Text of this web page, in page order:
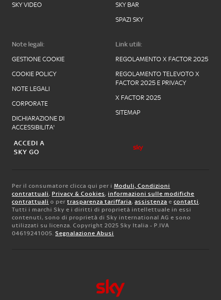
SKY VIDEO
SKY BAR
SPAZI SKY
Note legali:
GESTIONE COOKIE
COOKIE POLICY
NOTE LEGALI
CORPORATE
DICHIARAZIONE DI
ACCESSIBILITA'
Link utili:
REGOLAMENTO X FACTOR 2025
REGOLAMENTO TELEVOTO X
FACTOR 2025 E PRIVACY
X FACTOR 2025
SITEMAP
ACCEDI A
SKY GO
Per il consumatore clicca qui per i Moduli, Condizioni
contrattuali, Privacy & Cookies, informazioni sulle modifiche
contrattuali o per trasparenza tariffaria, assistenza e contatti.
Tutti i marchi Sky e i diritti di proprietà intellettuale in essi
contenuti, sono di proprietà di Sky international AG e sono
utilizzati su licenza. Copyright 2025 Sky Italia - P.IVA
04619241005. Segnalazione Abusi